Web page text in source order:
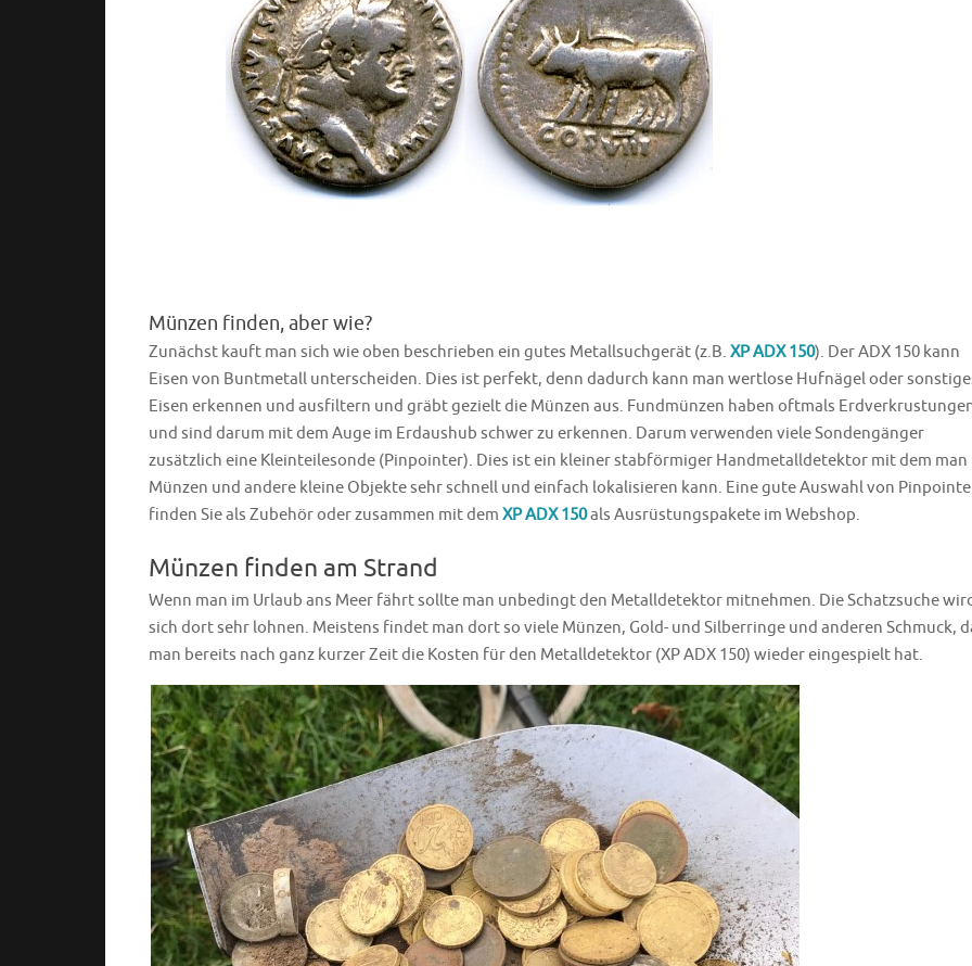
Münzen finden, aber wie?
Zunächst kauft man sich wie oben beschrieben ein gutes Metallsuchgerät (z.B. XP ADX 150). Der ADX 150 kann
Eisen von Buntmetall unterscheiden. Dies ist perfekt, denn dadurch kann man wertlose Hufnägel oder
Eisen erkennen und ausfiltern und gräbt gezielt die Münzen aus. Fundmünzen haben oftmals
und sind darum mit dem Auge im Erdaushub schwer zu erkennen. Darum verwenden viele Sondengänger
zusätzlich eine Kleinteilesonde (Pinpointer). Dies ist ein kleiner stabförmiger Handmetalldetektor mit dem man
Münzen und andere kleine Objekte sehr schnell und einfach lokalisieren kann. Eine gute Auswahl von
finden Sie als Zubehör oder zusammen mit dem XP ADX 150als Ausrüstungspakete im Webshop.
Münzen finden am Strand
Wenn man im Urlaub ans Meer fährt sollte man unbedingt den Metalldetektor mitnehmen. Die Schatzsuche
sich dort sehr lohnen. Meistens findet man dort so viele Münzen, Gold- und Silberringe und anderen Schmuck,
man bereits nach ganz kurzer Zeit die Kosten für den Metalldetektor (XP ADX 150) wieder eingespielt hat.